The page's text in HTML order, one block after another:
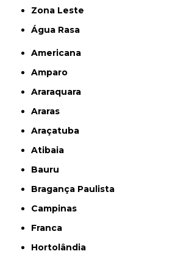
Zona Leste
Água Rasa
Americana
Amparo
Araraquara
Araras
Araçatuba
Atibaia
Bauru
Bragança Paulista
Campinas
Franca
Hortolândia